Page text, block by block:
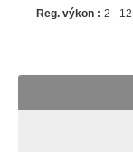
Reg. výkon : 2 -